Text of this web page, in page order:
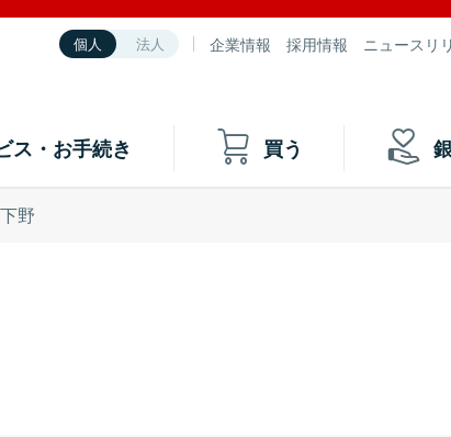
個人 法人 企業情報 採用情報 ニュースリ
ス・お手続き 買う
下野